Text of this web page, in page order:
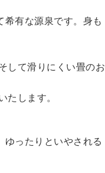
希有な源泉です。身も
して滑りにくい畳のお
たします。
ゆったりといやされる